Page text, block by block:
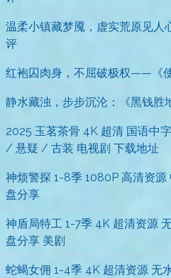
温柔小镇藏梦魇，虚实荒原见
评
红袍囚肉身，不屈破极权——《
静水藏浊，步步沉沦：《黑钱胜
2025 玉茗茶骨 4K 超清 国语中
/ 悬疑 / 古装 电视剧 下载地址
神烦警探 1-8季 1080P 高清资
盘分享
神盾局特工 1-7季 4K 超清资源
盘分享 美剧
蛇蝎女佣 1-4季 4K 超清资源 无